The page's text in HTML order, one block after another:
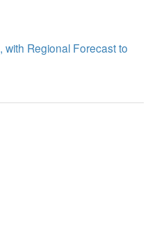
Regional Forecast to